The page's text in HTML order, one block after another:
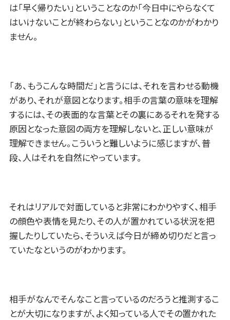
は「早く帰りたい」ということなのか「今日中にやらなくて
はいけないことが終わらない」ということなのかがわかり
ません。
「あ、もうこんな時間だ」と言うには、それを言わせる動機
があり、それが意図となります。相手の言葉の意味を理解
するには、その表面的な言葉とその裏にあるそれを発する
原因となった意図の両方を理解しないと、正しい意味が
理解できません。こういうと難しいように感じますが、普
段、人はそれを自然にやっています。
それはリアルで対面していると非常にわかりやすく、相手
の顔色や表情を見たり、その人が置かれている状況を把
握したりしていたら、そういえば今日が締め切りだと言っ
ていたなというのがわかります。
相手がなんでそんなこと言っているのだろうと推測するこ
とが大切になりますが、よく知っている人でその置かれた